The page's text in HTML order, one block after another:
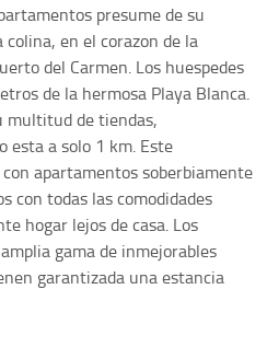
presume de su
en el corazon de la
del Carmen. Los huespedes
de la hermosa Playa Blanca.
multitud de tiendas,
esta a solo 1 km. Este
apartamentos soberbiamente
con todas las comodidades
hogar lejos de casa. Los
gama de inmejorables
garantizada una estancia